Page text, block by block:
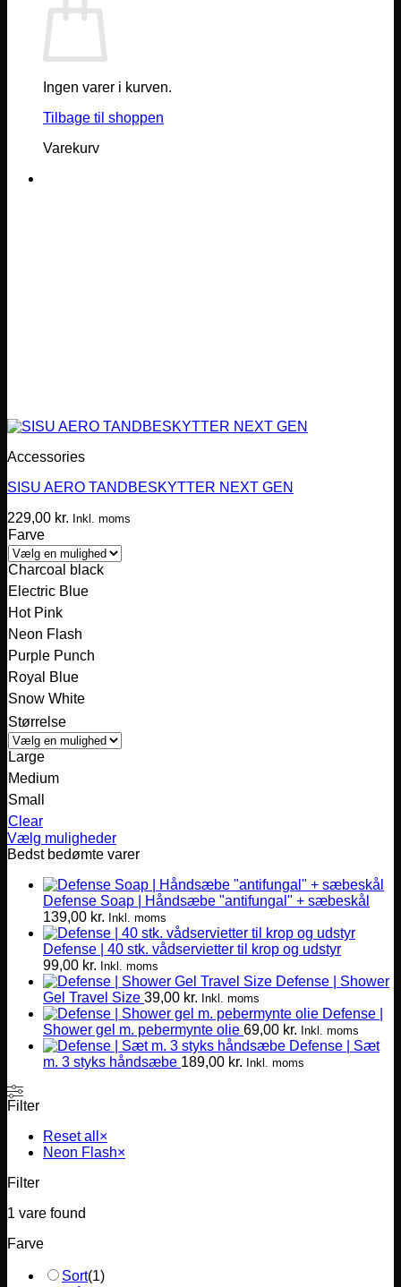
Ingen varer i kurven.
Tilbage til shoppen
Varekurv
Accessories
SISU AERO TANDBESKYTTER NEXT GEN
229,00 kr. Inkl. moms
Farve
Charcoal black
Electric Blue
Hot Pink
Neon Flash
Purple Punch
Royal Blue
Snow White
Størrelse
Large
Medium
Small
Clear
Vælg muligheder
Dette
varianter.
Mulighederne
vælges
varesiden
Bedst bedømte varer
Defense Soap | Håndsæbe "antifungal" + sæbeskål
139,00 kr. Inkl. moms
Defense | 40 stk. vådservietter til krop og udstyr
99,00 kr. Inkl. moms
Defense | Shower
Gel Travel Size 39,00 kr. Inkl. moms
Defense |
Shower gel m. pebermynte olie 69,00 kr. Inkl. moms
Defense | Sæt
m. 3 styks håndsæbe 189,00 kr. Inkl. moms
Filter
Reset all ×
Neon Flash×
Filter
1 vare found
Farve
Sort(1)